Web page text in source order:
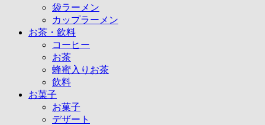
袋ラーメン
カップラーメン
お茶・飲料
コーヒー
お茶
蜂蜜入りお茶
飲料
お菓子
お菓子
デザート